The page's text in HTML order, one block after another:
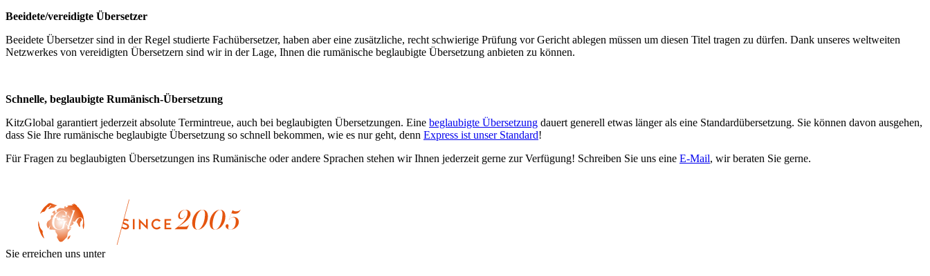
Beeidete/vereidigte Übersetzer
Beeidete Übersetzer sind in der Regel studierte Fachübersetzer, haben aber eine zusätzliche, recht schwierige Prüfung vor Gericht ablegen müssen um diesen Titel tragen zu dürfen. Dank unseres weltweiten
Netzwerkes von vereidigten Übersetzern sind wir in der Lage, Ihnen die rumänische beglaubigte Übersetzung anbieten zu können.
Schnelle, beglaubigte Rumänisch-Übersetzung
KitzGlobal garantiert jederzeit absolute Termintreue, auch bei beglaubigten Übersetzungen. Eine beglaubigte Übersetzung dauert generell etwas länger als eine Standardübersetzung. Sie können davon ausgehen,
dass Sie Ihre rumänische beglaubigte Übersetzung so schnell bekommen, wie es nur geht, denn Express ist unser Standard!
Für Fragen zu beglaubigten Übersetzungen ins Rumänische oder andere Sprachen stehen wir Ihnen jederzeit gerne zur Verfügung! Schreiben Sie uns eine E-Mail, wir beraten Sie gerne.
Sie erreichen uns unter